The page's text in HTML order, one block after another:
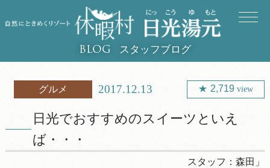
BLOG スタッフブログ
グルメ 2017.12.13 2,719view
日光でおすすめのスイーツといえ
ば・・・
スタッフ：森田」